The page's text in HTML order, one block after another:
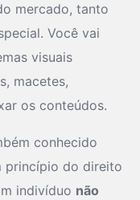
mercado, tanto
Você vai
visuais
macetes,
os conteúdos.
conhecido
princípio do direito
indivíduo não